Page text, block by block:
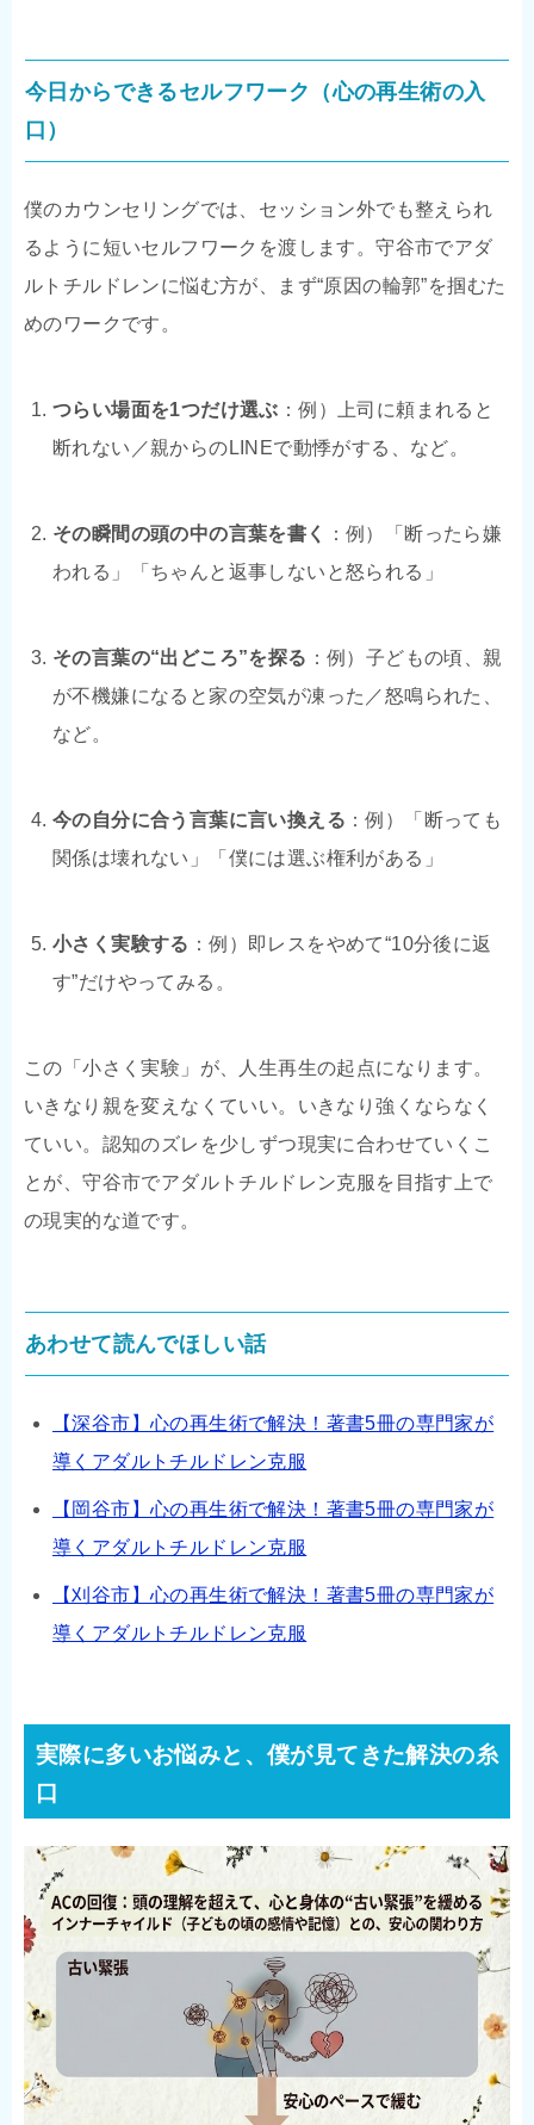
今日からできるセルフワーク（心の再生術の入
口）
僕のカウンセリングでは、セッション外でも整えられ
るように短いセルフワークを渡します。守谷市でアダ
ルトチルドレンに悩む方が、まず“原因の輪郭”を掴むた
めのワークです。
つらい場面を1つだけ選ぶ ：例）上司に頼まれると
断れない／親からのLINEで動悸がする、など。
その瞬間の頭の中の言葉を書く
：例）「断ったら嫌
われる」「ちゃんと返事しないと怒られる」
その言葉の“出どころ”を探る ：例）子どもの頃、親
が不機嫌になると家の空気が凍った／怒鳴られた、
など。
今の自分に合う言葉に言い換える ：例）「断っても
関係は壊れない」「僕には選ぶ権利がある」
小さく実験する ：例）即レスをやめて“10分後に返
す”だけやってみる。
この「小さく実験」が、人生再生の起点になります。
いきなり親を変えなくていい。いきなり強くならなく
ていい。認知のズレを少しずつ現実に合わせていくこ
とが、守谷市でアダルトチルドレン克服を目指す上で
の現実的な道です。
あわせて読んでほしい話
【深谷市】心の再生術で解決！著書5冊の専門家が
導くアダルトチルドレン克服
【岡谷市】心の再生術で解決！著書5冊の専門家が
導くアダルトチルドレン克服
【刈谷市】心の再生術で解決！著書5冊の専門家が
導くアダルトチルドレン克服
実際に多いお悩みと、僕が見てきた解決の糸
口